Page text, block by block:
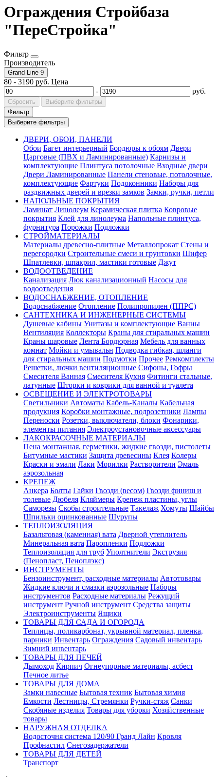
Ограждения Стройбаза
"ПереСтройка"
Фильтр
Производитель
Grand Line 9
80 - 3190 руб. Цена
-
руб.
Сбросить
Выберите фильтры
Фильтр
Выберите фильтры
ДВЕРИ, ОБОИ, ПАНЕЛИ
Обои Багет интерьерный Бордюры к обоям Двери
Царговые (ПВХ и Ламинированные) Карнизы и
комплектующие Плинтуса потолочные Входные двери
Двери Ламинированные Панели стеновые, потолочные,
комплектующие Фартуки Подоконники Наборы для
раздвижных дверей и врезки замков Замки, ручки, петли
НАПОЛЬНЫЕ ПОКРЫТИЯ
Ламинат Линолеум Керамическая плитка Ковровые
покрытия Клей для линолеума Напольные плинтуса,
фурнитура Порожки Подложки
СТРОЙМАТЕРИАЛЫ
Материалы древесно-плитные Металлопрокат Стены и
перегородки Строительные смеси и грунтовки Шифер
Шпатлевки, шпакрил, мастики готовые Джут
ВОДООТВЕДЕНИЕ
Канализация Люк канализационный Насосы для
водоотведения
ВОДОСНАБЖЕНИЕ, ОТОПЛЕНИЕ
Водоснабжение Отопление Полипропилен (ППРС)
САНТЕХНИКА И ИНЖЕНЕРНЫЕ СИСТЕМЫ
Душевые кабины Унитазы и комплектующие Ванны
Вентиляция Коллекторы Краны для стиральных машин
Краны шаровые Лента Бордюрная Мебель для ванных
комнат Мойки и умывальн Подводка гибкая, шланги
для стиральных машин Подмотки Прочее Ремкомплекты
Решетки, лючки вентиляционные Сифоны, Гофры
Смесителя Ванная Смесителя Кухня Фитинги стальные,
латунные Шторки и коврики для ванной и туалета
ОСВЕЩЕНИЕ И ЭЛЕКТРОТОВАРЫ
Светильники Автоматы Кабель-Каналы Кабельная
продукция Коробки монтажные, подрозетники Лампы
Переноски Розетки, выключатели, блоки Фонарики,
элементы питания Электроустановочные аксессуары
ЛАКОКРАСОЧНЫЕ МАТЕРИАЛЫ
Пена монтажная, герметики, жидкие гвозди, пистолеты
Битумные мастики Защита древесины Клея Колеры
Краски и эмали Лаки Морилки Растворители Эмаль
аэрозольная
КРЕПЕЖ
Анкера Болты Гайки Гвозди (весом) Гвозди финиш и
толевые Дюбеля Кляймеры Крепеж пластины, углы
Саморезы Скобы строительные Такелаж Хомуты Шайбы
Шпильки оцинкованные Шурупы
ТЕПЛОИЗОЛЯЦИЯ
Базальтовая (каменная) вата Дверной утеплитель
Минеральная вата Паропленки Подложки
Теплоизоляция для труб Уполтнители Экструзия
(Пенопласт, Пеноплэкс)
ИНСТРУМЕНТЫ
Бензоинструмент, расходные материалы Автотовары
Жидкие ключи и смазки аэрозольные Наборы
инструментов Расходные материалы Режущий
инструмент Ручной инструмент Средства защиты
Электроинструменты Ящики
ТОВАРЫ ДЛЯ САДА И ОГОРОДА
Теплицы, поликарбонат, укрывной материал, пленка,
парники Инвентарь Ограждения Садовый инвентарь
Зимний инвентарь
ТОВАРЫ ДЛЯ ПЕЧЕЙ
Дымоход Кирпич Огнеупорные материалы, асбест
Печное литье
ТОВАРЫ ДЛЯ ДОМА
Замки навесные Бытовая техник Бытовая химия
Емкости Лестницы, Стремянки Ручки-стяж Санки
Скобяные изделия Товары для уборки Хозяйственные
товары
НАРУЖНАЯ ОТДЕЛКА
Водосточня система 120/90 Гранд Лайн Кровля
Профнастил Снегозадержатели
ТОВАРЫ ДЛЯ ДЕТЕЙ
Транспорт